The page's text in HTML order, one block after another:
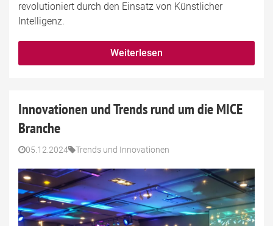
revolutioniert durch den Einsatz von Künstlicher
Intelligenz.
Weiterlesen
Innovationen und Trends rund um die MICE
Branche
05.12.2024 Trends und Innovationen